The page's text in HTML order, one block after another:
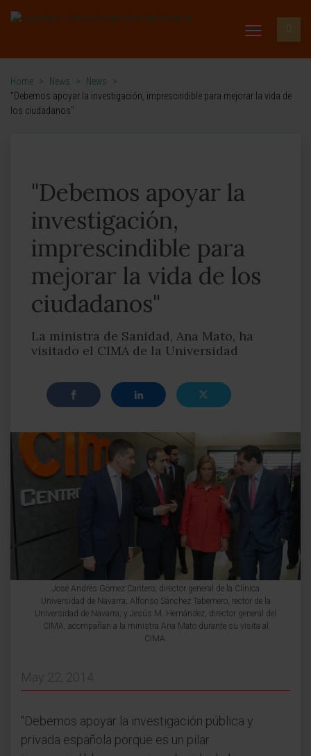
Home > News > News
>
"Debemos apoyar la investigación, imprescindible para mejorar la vida de
los ciudadanos"
"Debemos apoyar la
investigación,
imprescindible para
mejorar la vida de los
ciudadanos"
La ministra de Sanidad, Ana Mato, ha
visitado el CIMA de la Universidad
José Andrés Gómez Cantero, director general de la Clínica
Universidad de Navarra; Alfonso Sánchez Tabernero, rector de la
Universidad de Navarra; y Jesús M. Hernández, director general del
CIMA, acompañan a la ministra Ana Mato durante su visita al
CIMA.
May 22, 2014
"Debemos apoyar la investigación pública y
privada española porque es un pilar